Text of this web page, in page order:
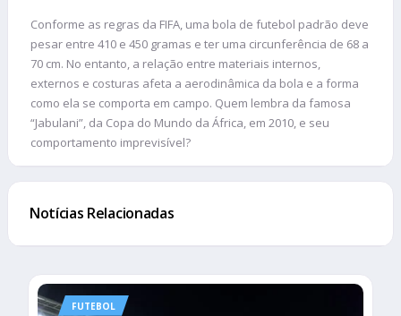
Conforme as regras da FIFA, uma bola de futebol padrão deve
pesar entre 410 e 450 gramas e ter uma circunferência de 68 a
70 cm. No entanto, a relação entre materiais internos,
externos e costuras afeta a aerodinâmica da bola e a forma
como ela se comporta em campo. Quem lembra da famosa
“Jabulani”, da Copa do Mundo da África, em 2010, e seu
comportamento imprevisível?
Notícias Relacionadas
FUTEBOL